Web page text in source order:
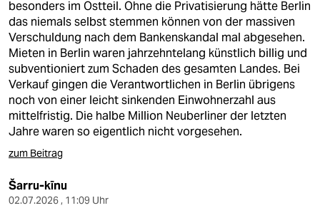
besonders im Ostteil. Ohne die Privatisierung hätte Berlin
das niemals selbst stemmen können von der massiven
Verschuldung nach dem Bankenskandal mal abgesehen.
Mieten in Berlin waren jahrzehntelang künstlich billig und
subventioniert zum Schaden des gesamten Landes. Bei
Verkauf gingen die Verantwortlichen in Berlin übrigens
noch von einer leicht sinkenden Einwohnerzahl aus
mittelfristig. Die halbe Million Neuberliner der letzten
Jahre waren so eigentlich nicht vorgesehen.
zum Beitrag
Šarru-kīnu
02.07.2026 , 11:09 Uhr